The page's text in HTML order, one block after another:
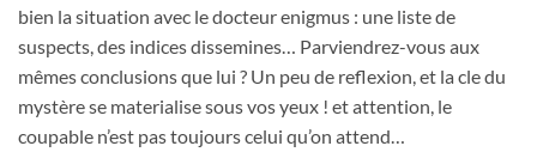
bien la situation avec le docteur enigmus : une liste de
suspects, des indices dissemines… Parviendrez-vous aux
mêmes conclusions que lui ? Un peu de reflexion, et la cle du
mystère se materialise sous vos yeux ! et attention, le
coupable n’est pas toujours celui qu’on attend…